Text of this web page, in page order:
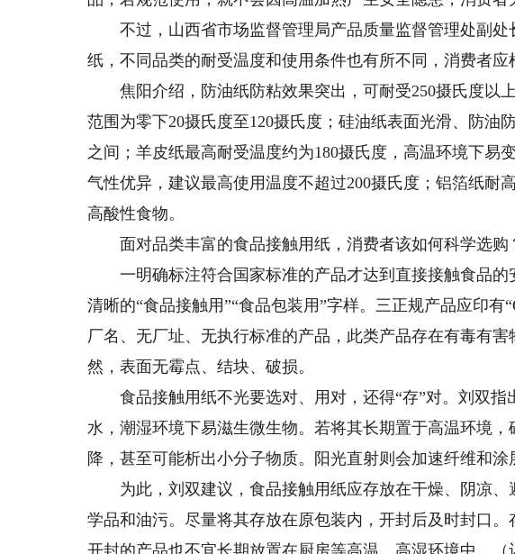
不过，山西省市场监督管理局产品质量监督管理处副处
纸，不同品类的耐受温度和使用条件也有所不同，消费者应
焦阳介绍，防油纸防粘效果突出，可耐受250摄氏度以
范围为零下20摄氏度至120摄氏度；硅油纸表面光滑、防油
之间；羊皮纸最高耐受温度约为180摄氏度，高温环境下易
气性优异，建议最高使用温度不超过200摄氏度；铝箔纸耐
高酸性食物。
面对品类丰富的食品接触用纸，消费者该如何科学选购
一明确标注符合国家标准的产品才达到直接接触食品的
清晰的“食品接触用”“食品包装用”字样。三正规产品应印有
厂名、无厂址、无执行标准的产品，此类产品存在有毒有
然，表面无霉点、结块、破损。
食品接触用纸不光要选对、用对，还得“存”对。刘双指
水，潮湿环境下易滋生微生物。若将其长期置于高温环境
降，甚至可能析出小分子物质。阳光直射则会加速纤维和涂
为此，刘双建议，食品接触用纸应存放在干燥、阴凉、
学品和油污。尽量将其存放在原包装内，开封后及时封口
开封的产品也不宜长期放置在厨房等高温、高湿环境中。（